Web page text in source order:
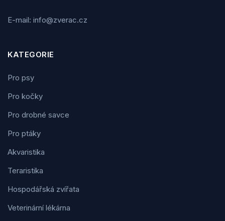
E-mail: info@zverac.cz
KATEGORIE
Pro psy
Pro kočky
Pro drobné savce
Pro ptáky
Akvaristika
Teraristika
Hospodářská zvířata
Veterinární lékárna